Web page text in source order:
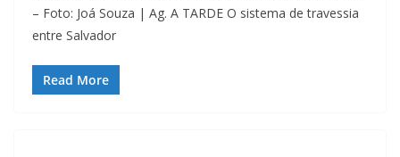
– Foto: Joá Souza | Ag. A TARDE O sistema de travessia
entre Salvador
Read More